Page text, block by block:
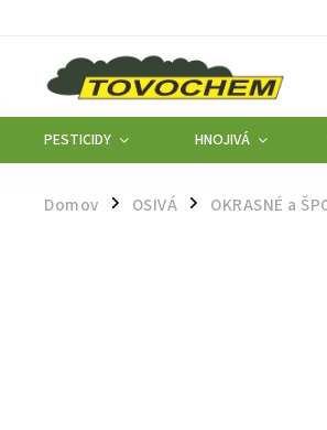
PESTICIDY HNOJIVÁ
Domov / OSIVÁ / OKRASNÉ a